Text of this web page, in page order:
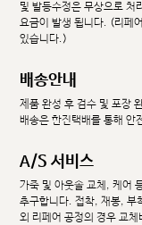
및 발등수정은 무상으로 처
요금이 발생 됩니다. (리페
있습니다.)
배송안내
제품 완성 후 검수 및 포장
배송은 한진택배를 통해 안
A/S 서비스
가죽 및 아웃솔 교체, 케어
추구합니다. 접착, 재봉, 부
외 리페어 공정의 경우 교